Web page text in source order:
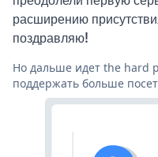
расширению
поздравляю!
Но дальше идет the hard
поддержать больше